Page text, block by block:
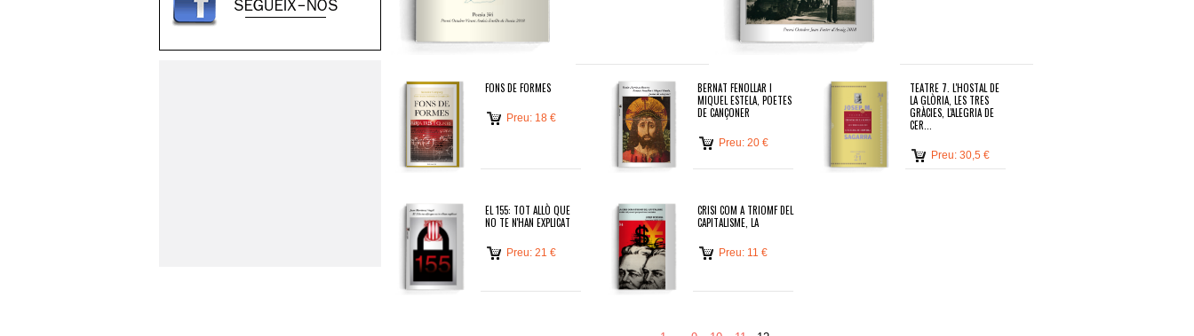
FONS DE FORMES
Preu: 18 €
BERNAT FENOLLAR I
MIQUEL ESTELA, POETES
DE CANÇONER
Preu: 20 €
TEATRE 7. L'HOSTAL DE
LA GLÒRIA, LES TRES
GRÀCIES, L'ALEGRIA DE
CER...
Preu: 30,5 €
EL 155: TOT ALLÒ QUE
NO TE N'HAN EXPLICAT
Preu: 21 €
CRISI COM A TRIOMF DEL
CAPITALISME, LA
Preu: 11 €